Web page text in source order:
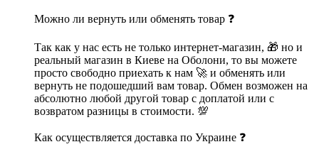
Можно ли вернуть или обменять товар ❓
Так как у нас есть не только интернет-магазин, 🎁 но и
реальный магазин в Киеве на Оболони, то вы можете
просто свободно приехать к нам 🚀 и обменять или
вернуть не подошедший вам товар. Обмен возможен на
абсолютно любой другой товар с доплатой или с
возвратом разницы в стоимости. 💯
Как осуществляется доставка по Украине ❓